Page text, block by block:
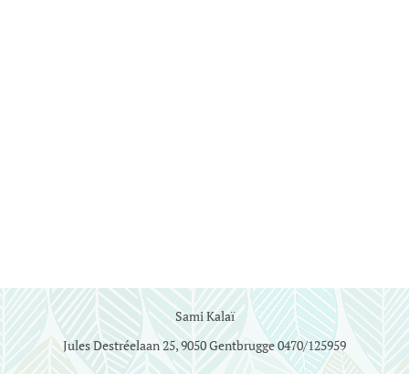
Sami Kalaï
Jules Destréelaan 25, 9050 Gentbrugge 0470/125959